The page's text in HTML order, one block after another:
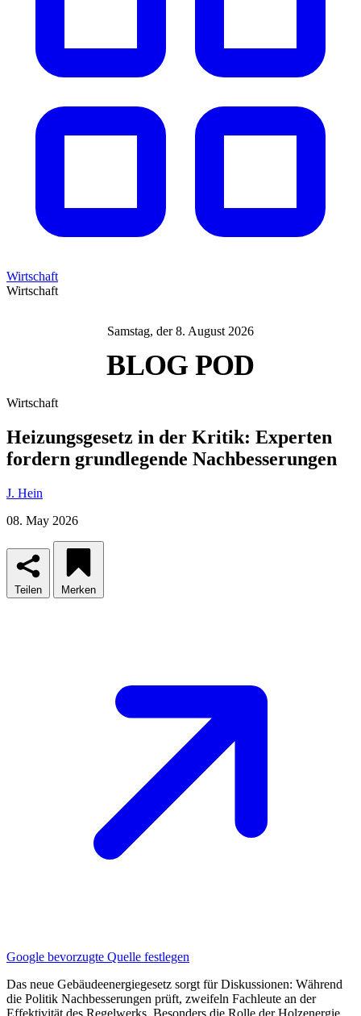
Wirtschaft
Wirtschaft
Samstag, der 8. August 2026
BLOG POD
Wirtschaft
Heizungsgesetz in der Kritik: Experten
fordern grundlegende Nachbesserungen
J. Hein
08. May 2026
Teilen Merken
Google bevorzugte Quelle festlegen
Das neue Gebäudeenergiegesetz sorgt für Diskussionen: Während
die Politik Nachbesserungen prüft, zweifeln Fachleute an der
Effektivität des Regelwerks. Besonders die Rolle der Holzenergie